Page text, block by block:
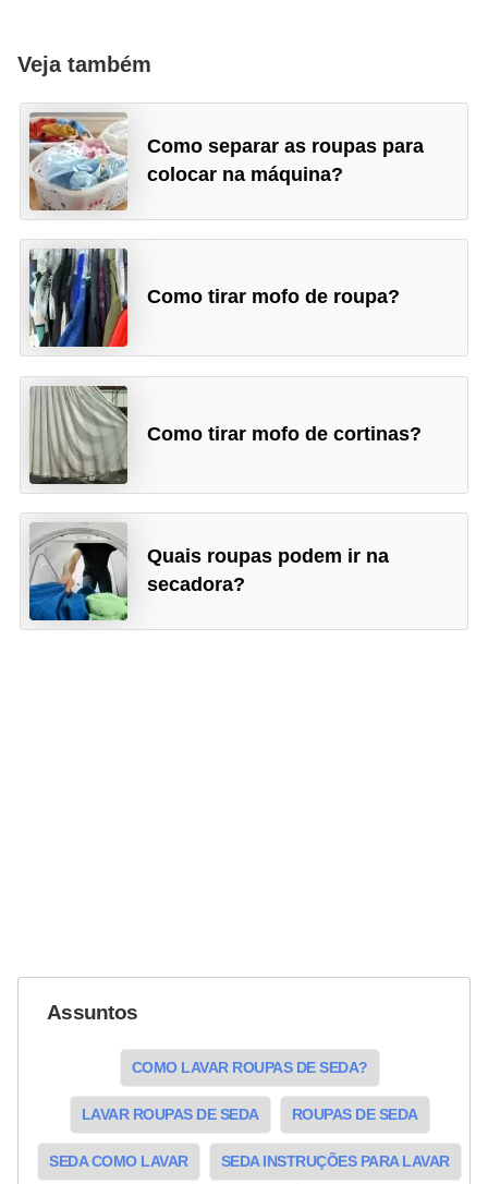
Veja também
Como separar as roupas para
colocar na máquina?
Como tirar mofo de roupa?
Como tirar mofo de cortinas?
Quais roupas podem ir na
secadora?
Assuntos
COMO LAVAR ROUPAS DE SEDA?
LAVAR ROUPAS DE SEDA ROUPAS DE SEDA
SEDA COMO LAVAR SEDA INSTRUÇÕES PARA LAVAR